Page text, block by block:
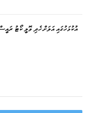
އުކުޅަހުގައި އަލަށް ހެދި ވޮލީ ކޯޓު